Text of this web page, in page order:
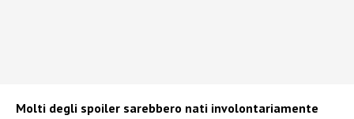
Molti degli spoiler sarebbero nati involontariamente